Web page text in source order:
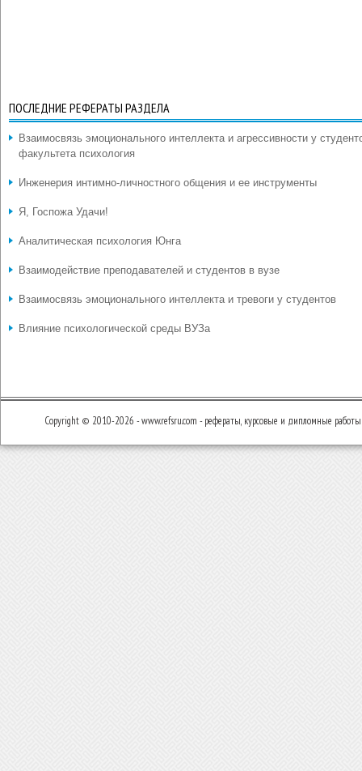
ПОСЛЕДНИЕ РЕФЕРАТЫ РАЗДЕЛА
Взаимосвязь эмоционального интеллекта и агрессивности у
факультета психология
Инженерия интимно-личностного общения и ее инструменты
Я, Госпожа Удачи!
Аналитическая психология Юнга
Взаимодействие преподавателей и студентов в вузе
Взаимосвязь эмоционального интеллекта и тревоги у студентов
Влияние психологической среды ВУЗа
Copyright © 2010-2026 - www.refsru.com - рефераты, курсовые и дипломные работы